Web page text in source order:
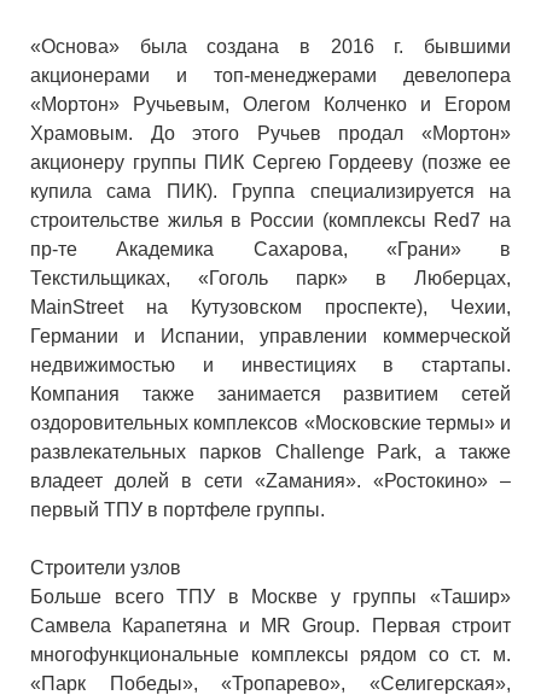
«Основа» была создана в 2016 г. бывшими
акционерами и топ-менеджерами девелопера
«Мортон» Ручьевым, Олегом Колченко и Егором
Храмовым. До этого Ручьев продал «Мортон»
акционеру группы ПИК Сергею Гордееву (позже ее
купила сама ПИК). Группа специализируется на
строительстве жилья в России (комплексы Red7 на
пр-те Академика Сахарова, «Грани» в
Текстильщиках, «Гоголь парк» в Люберцах,
MainStreet на Кутузовском проспекте), Чехии,
Германии и Испании, управлении коммерческой
недвижимостью и инвестициях в стартапы.
Компания также занимается развитием сетей
оздоровительных комплексов «Московские термы» и
развлекательных парков Challenge Park, а также
владеет долей в сети «Zамания». «Ростокино» –
первый ТПУ в портфеле группы.
Строители узлов
Больше всего ТПУ в Москве у группы «Ташир»
Самвела Карапетяна и MR Group. Первая строит
многофункциональные комплексы рядом со ст. м.
«Парк Победы», «Тропарево», «Селигерская»,